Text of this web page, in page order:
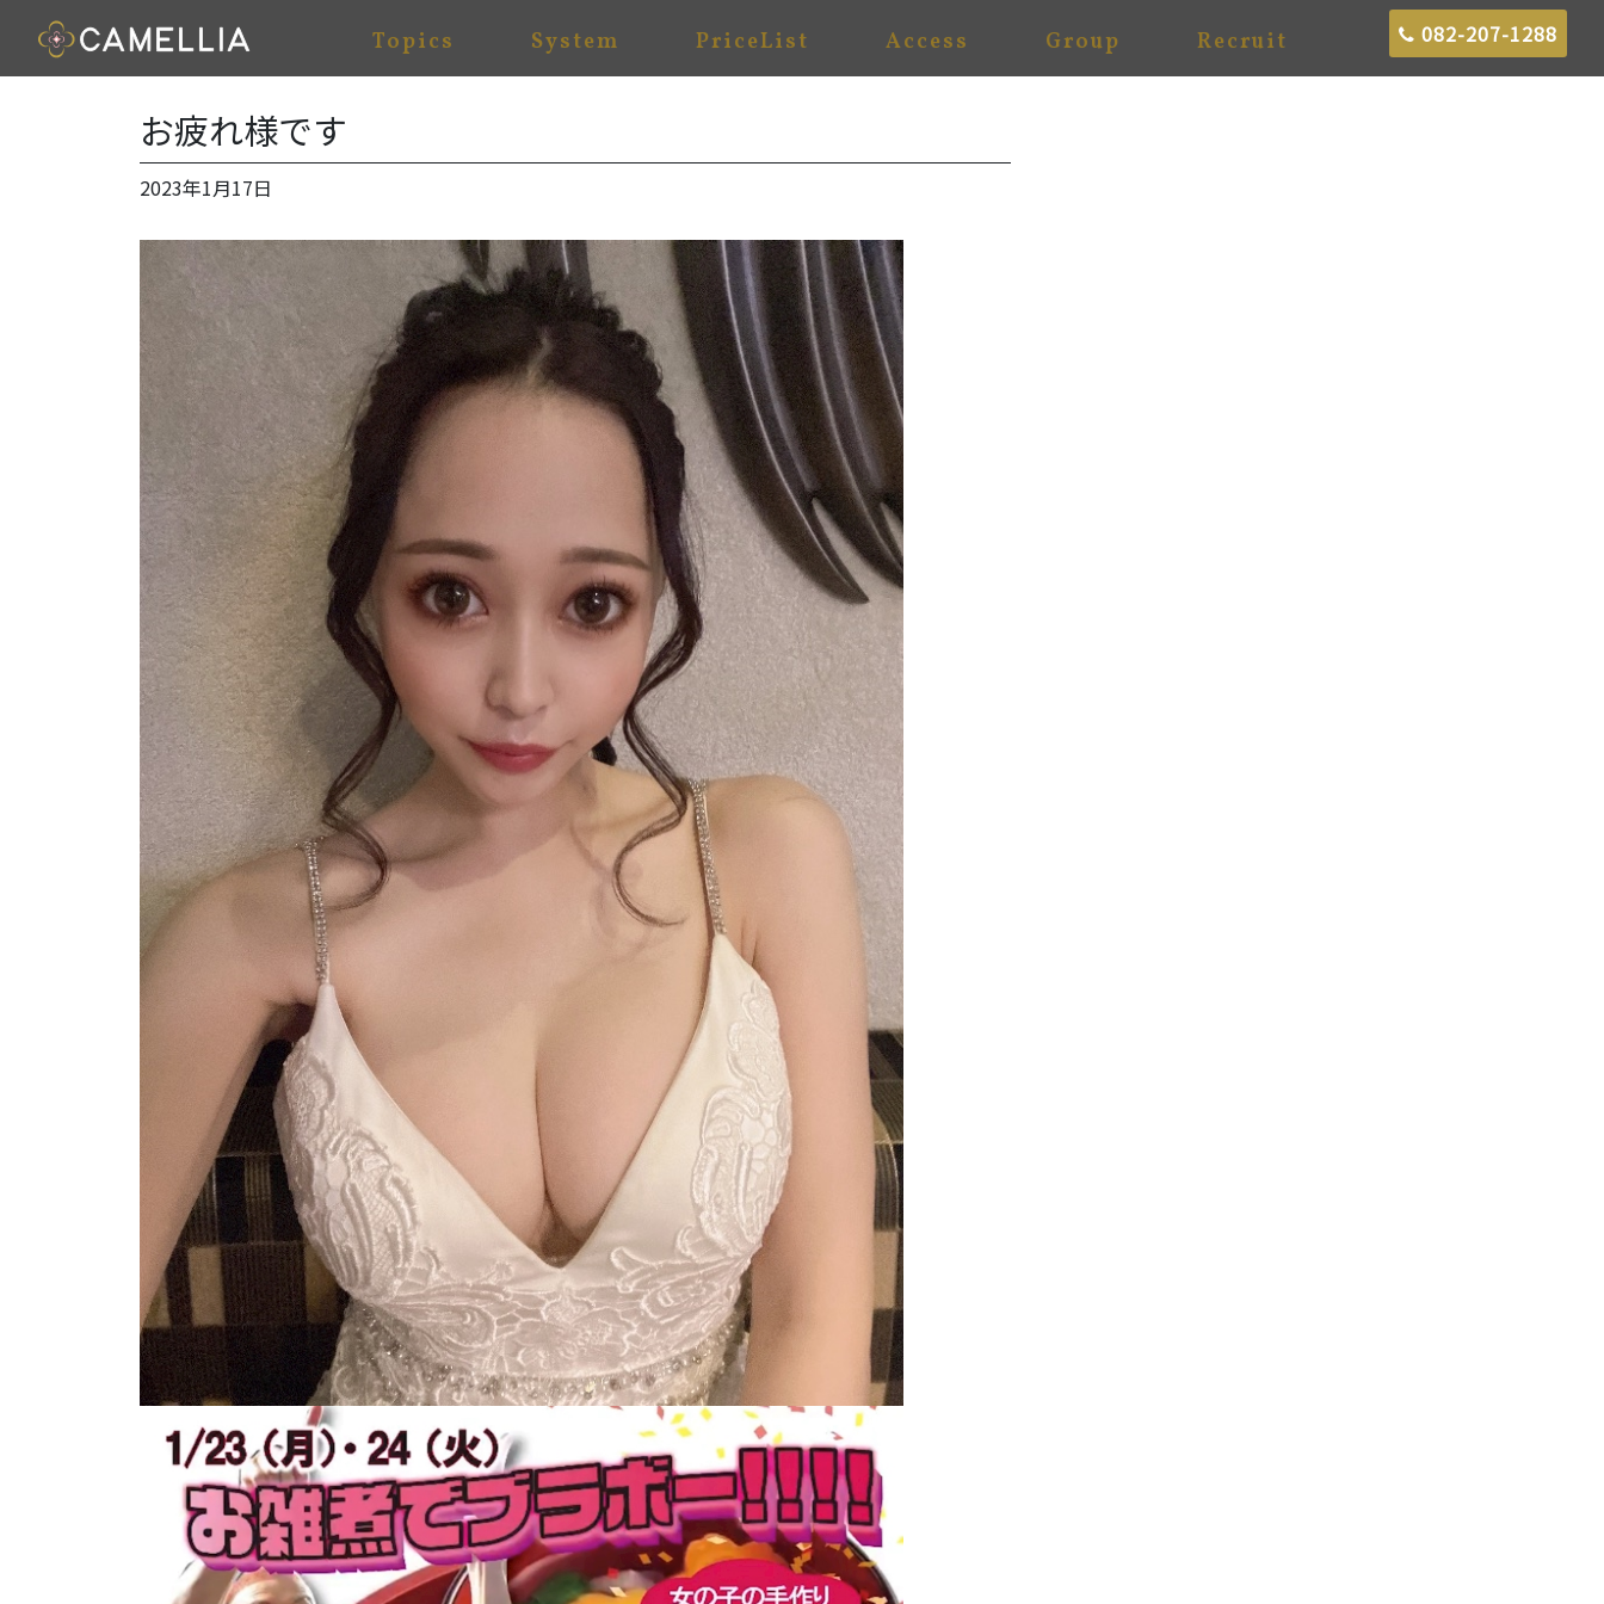
Topics System PriceList Access Group Recruit 082-207-1288
お疲れ様です
2023年1月17日